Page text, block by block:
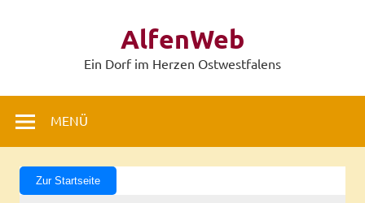
AlfenWeb
Ein Dorf im Herzen Ostwestfalens
MENÜ
Zur Startseite